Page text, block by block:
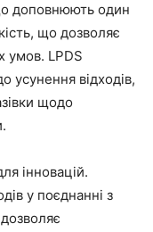
доповнюють один
що дозволяє
умов. LPDS
усунення відходів,
щодо
інновацій.
у поєднанні з